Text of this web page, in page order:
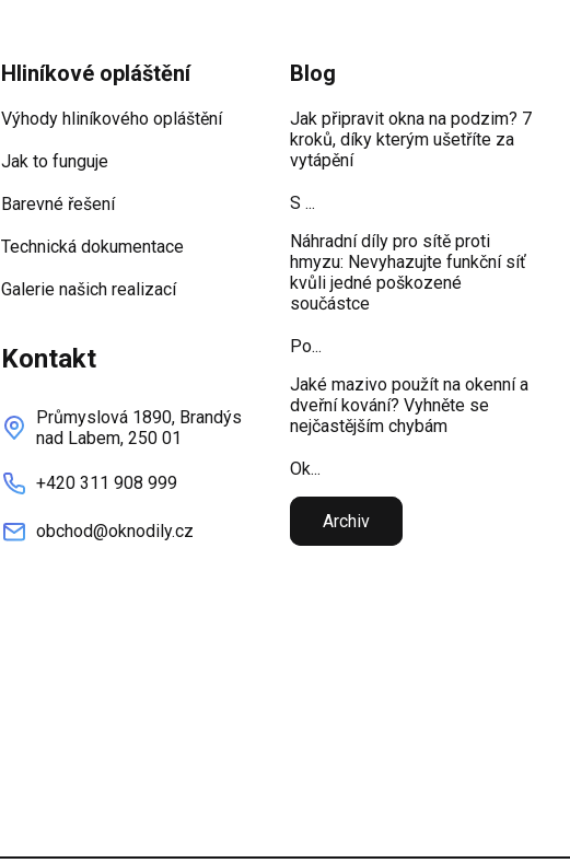
Hliníkové opláštění
Výhody hliníkového opláštění
Jak to funguje
Barevné řešení
Technická dokumentace
Galerie našich realizací
Kontakt
Průmyslová 1890, Brandýs
nad Labem, 250 01
+420 311 908 999
obchod@oknodily.cz
Blog
Jak připravit okna na podzim? 7
kroků, díky kterým ušetříte za
vytápění
S ...
Náhradní díly pro sítě proti
hmyzu: Nevyhazujte funkční síť
kvůli jedné poškozené
součástce
Po...
Jaké mazivo použít na okenní a
dveřní kování? Vyhněte se
nejčastějším chybám
Ok...
Archiv